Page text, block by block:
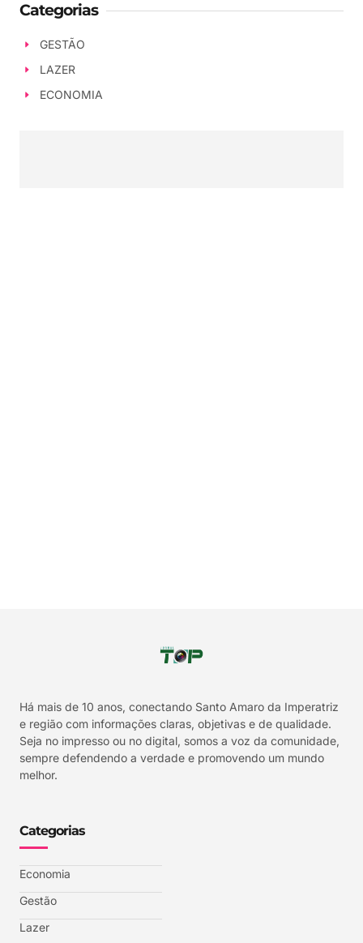
Categorias
GESTÃO
LAZER
ECONOMIA
Há mais de 10 anos, conectando Santo Amaro da Imperatriz
e região com informações claras, objetivas e de qualidade.
Seja no impresso ou no digital, somos a voz da comunidade,
sempre defendendo a verdade e promovendo um mundo
melhor.
Categorias
Economia
Gestão
Lazer